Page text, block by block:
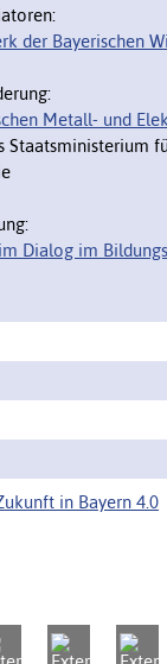
der Bayerischen
Metall- und
Staatsministerium
Dialog im
in Bayern 4.0